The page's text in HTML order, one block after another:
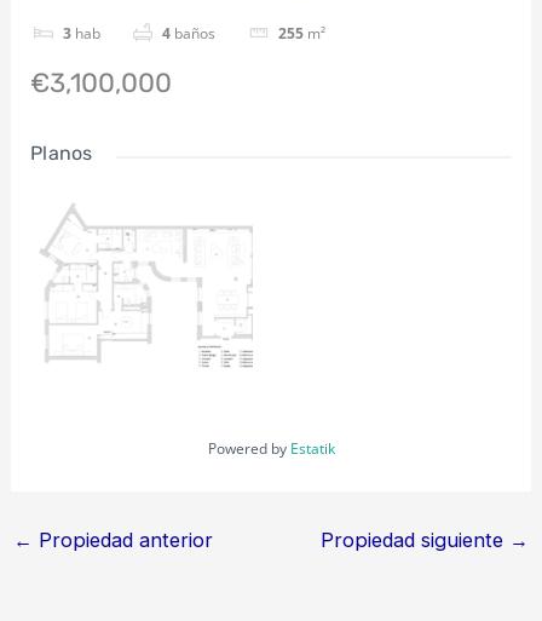
3 hab 4 baños 255 m²
€3,100,000
Planos
Powered by Estatik
← Propiedad anterior Propiedad siguiente →